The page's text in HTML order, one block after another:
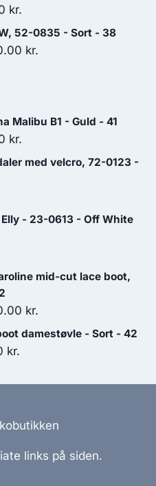
kr..209.30 kr..
kr.
aktuelle
pris
52-0835 - Sort - 38
kr..
kr.
1,050.00 kr..
Malibu B1 - Guld - 41
kr..
kr.
aktuelle
594.30 kr..
med velcro, 72-0123 -
- 23-0613 - Off White
mid-cut lace boot,
kr..
kr.
aktuelle
1,050.00 kr..
damestøvle - Sort - 42
kr..
kr.
pris
524.30 kr..
links på siden.